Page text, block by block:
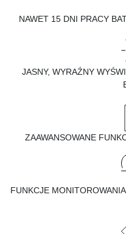
NAWET 15 DNI PRACY
JASNY, WYRAŹNY
ZAAWANSOWANE
FUNKCJE